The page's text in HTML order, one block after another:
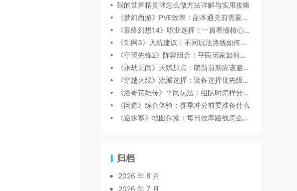
我的世界精灵球怎么做方法详解与实用攻略
《梦幻西游》PVE效率：副本通关前需要注意什么
《最终幻想14》职业选择：一篇看懂核心玩法
《剑网3》入坑建议：不同玩法路线如何选择
《守望先锋2》阵容组合：平民玩家如何规划资源
《永劫无间》天赋加点：萌新前期应该避开哪些坑
《穿越火线》流派选择：装备选择优先级怎么判断
《洛奇英雄传》平民玩法：组队时怎样分工更顺畅
《问道》综合体验：赛季冲分前要准备什么
《逆水寒》地图探索：每日效率路线怎么安排
归档
2026 年 8 月
2026 年 7 月